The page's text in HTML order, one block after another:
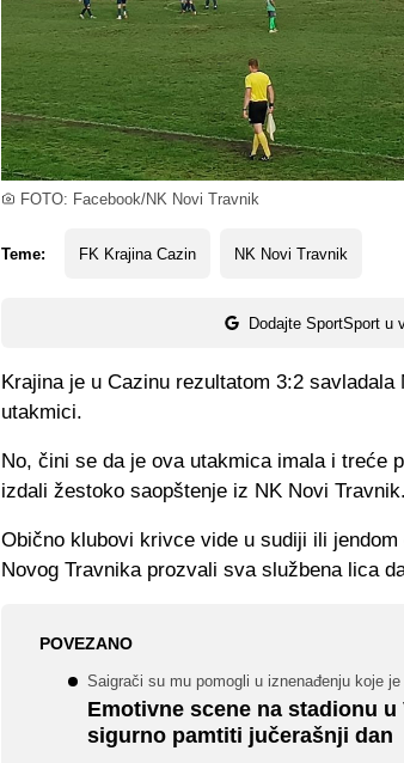
FOTO: Facebook/NK Novi Travnik
Teme: FK Krajina Cazin NK Novi Travnik
Dodajte SportSport u
Krajina je u Cazinu rezultatom 3:2
utakmici.
No, čini se da je ova utakmica imala i treće
izdali žestoko saopštenje iz NK Novi Travnik.
Obično klubovi krivce vide u sudiji ili
Novog Travnika prozvali sva službena lica
POVEZANO
Saigrači su mu pomogli u iznenađenju koje
Emotivne scene na stadionu
sigurno pamtiti jučerašnji dan